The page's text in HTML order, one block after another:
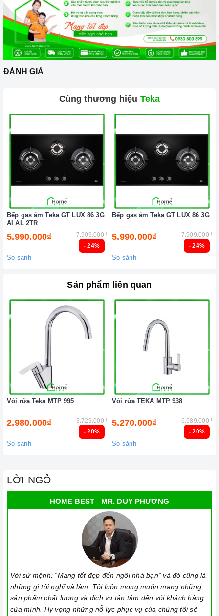
ĐÁNH GIÁ
Cùng thương hiệu Teka
- 24%
Bếp gas âm Teka GT LUX 86 3G
AI AL 2TR
5.990.000₫ 7.909.000₫
So sánh
- 24%
Bếp gas âm Teka GT LUX 86 3G
5.990.000₫ 7.909.000₫
So sánh
Sản phẩm liên quan
- 20%
Vòi rửa Teka MTP 995
2.980.000₫ 3.729.000₫
So sánh
- 20%
Vòi rửa TEKA MTP 938
5.270.000₫ 6.589.000₫
So sánh
LỜI NGỎ
HOME BEST - MR. DUY PHƯƠNG
Với sứ mệnh: “Mang tốt đẹp đến ngôi nhà bạn” và đó cũng là
những gì tôi nghĩ và làm. Tôi luôn mong muốn mang những
sản phẩm chất lượng và dịch vụ tận tâm đến với khách hàng
của mình. Hy vọng những nỗ lực phục vụ của chúng tôi sẽ